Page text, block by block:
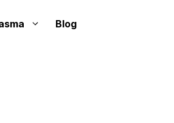
Blog